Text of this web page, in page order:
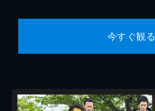
今すぐ観る